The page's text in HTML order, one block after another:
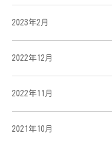
2023年2月
2022年12月
2022年11月
2021年10月